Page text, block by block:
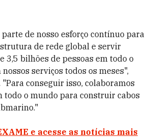
de nosso esforço contínuo para
de rede global e servir
3,5 bilhões de pessoas em todo o
serviços todos os meses",
"Para conseguir isso, colaboramos
todo o mundo para construir cabos
e acesse as notícias mais